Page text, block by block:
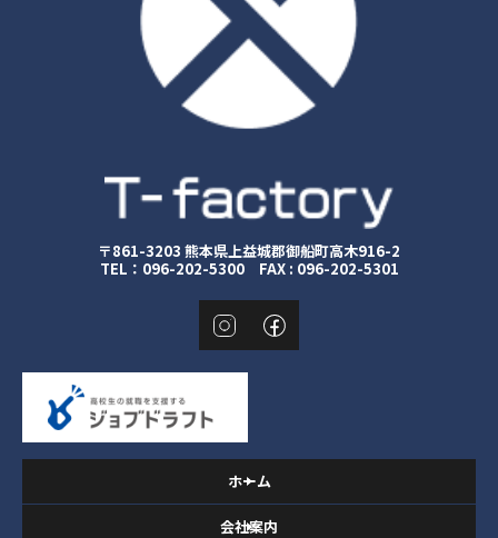
〒861-3203 熊本県上益城郡御船町高木916-2
TEL：096-202-5300 FAX : 096-202-5301
ホーム
会社案内